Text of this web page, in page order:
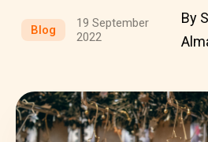
Blog
19 September
2022
By